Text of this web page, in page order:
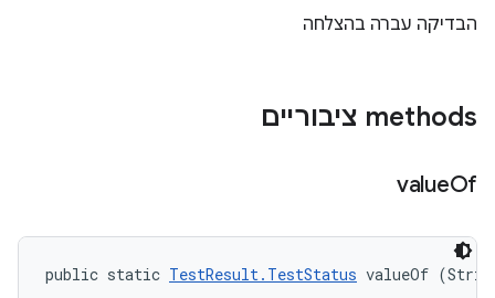
הבדיקה עברה בהצלחה
‫methods ציבוריים
valueOf
public static TestResult.TestStatus valueOf